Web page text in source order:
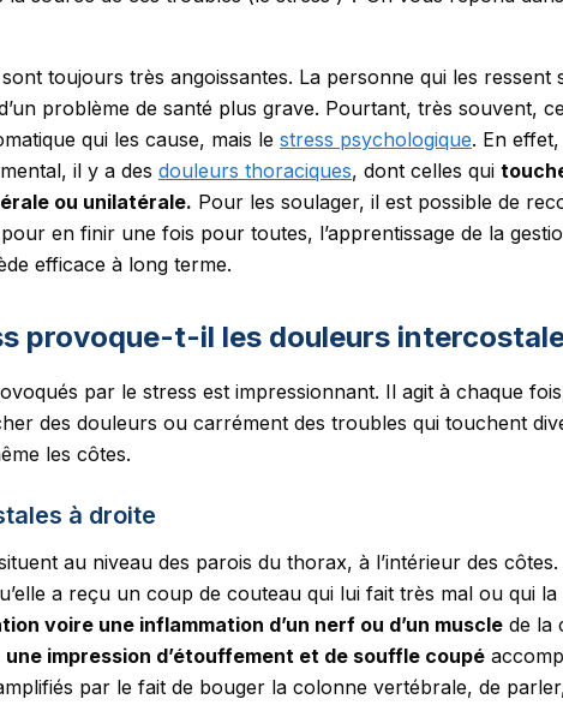
toujours très angoissantes. La personne qui les ressent
problème de santé plus grave. Pourtant, très souvent,
qui les cause, mais le stress psychologique. En
il y a des douleurs thoraciques, dont celles qui
ou unilatérale. Pour les soulager, il est possible de
en finir une fois pour toutes, l’apprentissage de la
efficace à long terme.
provoque-t-il les douleurs
par le stress est impressionnant. Il agit à chaque
des douleurs ou carrément des troubles qui touchent
les côtes.
à droite
au niveau des parois du thorax, à l’intérieur des côtes.
a reçu un coup de couteau qui lui fait très mal ou qui
voire une inflammation d’un nerf ou d’un muscle de la
une impression d’étouffement et de souffle coupé
par le fait de bouger la colonne vertébrale, de